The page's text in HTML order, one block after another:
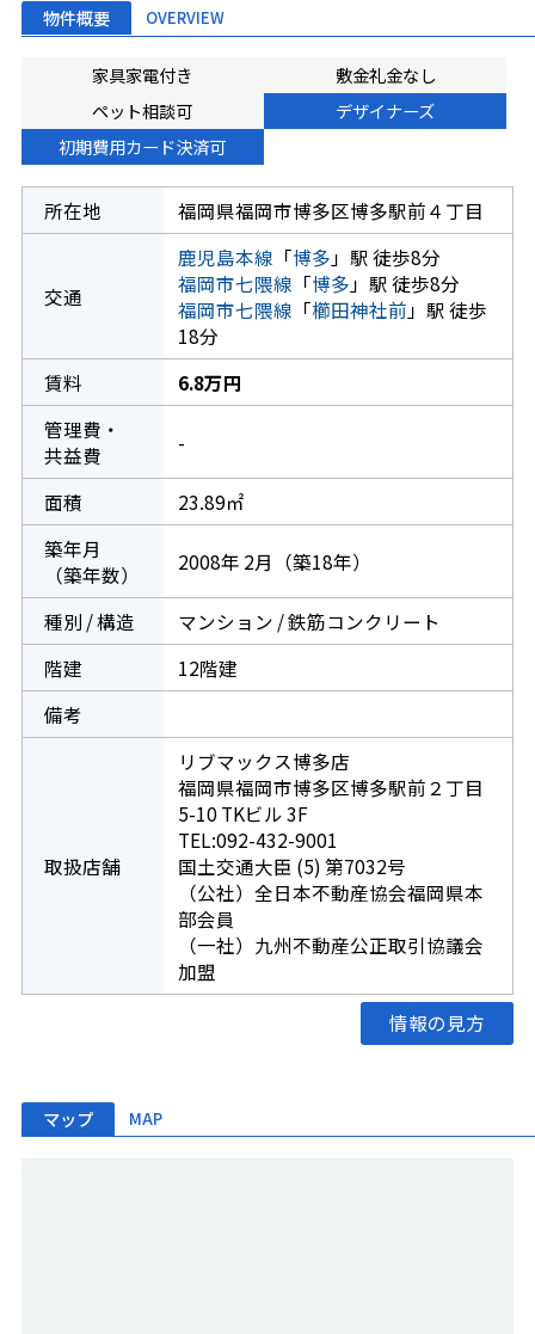
物件概要 OVERVIEW
家具家電付き
敷金礼金なし
ペット相談可
デザイナーズ
初期費用カード決済可
所在地 福岡県福岡市博多区博多駅前４丁目
交通
鹿児島本線 「博多 」駅 徒歩8分
福岡市七隈線 「博多 」駅 徒歩8分
福岡市七隈線 「櫛田神社前 」駅 徒歩
18分
賃料
6.8万円
管理費・
共益費
-
面積
23.89㎡
築年月
（築年数）
2008年 2月（築18年）
種別 / 構造
マンション / 鉄筋コンクリート
階建
12階建
備考
取扱店舗
リブマックス博多店
福岡県福岡市博多区博多駅前２丁目
5-10 TKビル 3F
TEL:092-432-9001
国土交通大臣 (5) 第7032号
（公社）全日本不動産協会福岡県本
部会員
（一社）九州不動産公正取引協議会
加盟
情報の見方
マップ MAP